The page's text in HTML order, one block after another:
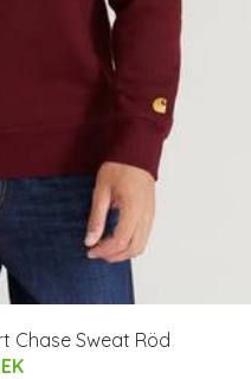
Chase Sweat Röd